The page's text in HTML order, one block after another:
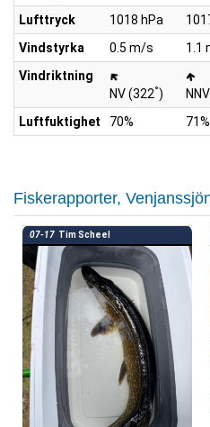
Lufttryck
1018 hPa
Vindstyrka
0.5 m/s 1.1
Vindriktning
NV (322°)
Luftfuktighet
70% 71%
Fiskerapporter,
07-17 Tim Scheel